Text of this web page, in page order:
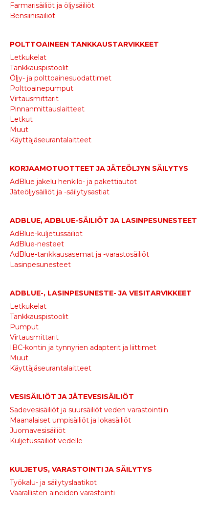
Farmarisäiliöt ja öljysäiliöt
Bensiinisäiliöt
POLTTOAINEEN TANKKAUSTARVIKKEET
Letkukelat
Tankkauspistoolit
Öljy- ja polttoainesuodattimet
Polttoainepumput
Virtausmittarit
Pinnanmittauslaitteet
Letkut
Muut
Käyttäjäseurantalaitteet
KORJAAMOTUOTTEET JA JÄTEÖLJYN SÄILYTYS
AdBlue jakelu henkilö- ja pakettiautot
Jäteöljysäiliöt ja -säilytysastiat
ADBLUE, ADBLUE-SÄILIÖT JA LASINPESUNESTEET
AdBlue-kuljetussäiliöt
AdBlue-nesteet
AdBlue-tankkausasemat ja -varastosäiliöt
Lasinpesunesteet
ADBLUE-, LASINPESUNESTE- JA VESITARVIKKEET
Letkukelat
Tankkauspistoolit
Pumput
Virtausmittarit
IBC-kontin ja tynnyrien adapterit ja liittimet
Muut
Käyttäjäseurantalaitteet
VESISÄILIÖT JA JÄTEVESISÄILIÖT
Sadevesisäiliöt ja suursäiliöt veden varastointiin
Maanalaiset umpisäiliöt ja lokasäiliöt
Juomavesisäiliöt
Kuljetussäiliöt vedelle
KULJETUS, VARASTOINTI JA SÄILYTYS
Työkalu- ja säilytyslaatikot
Vaarallisten aineiden varastointi